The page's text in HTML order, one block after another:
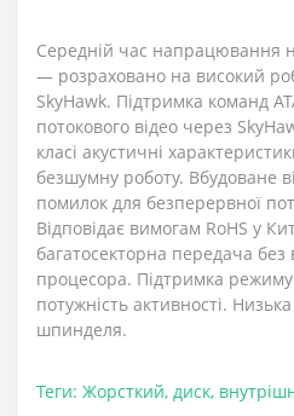
Середній час напрацювання
— розраховано на високий
SkyHawk. Підтримка команд
потокового відео через
класі акустичні
безшумну роботу. Вбудоване
помилок для безперервної
Відповідає вимогам RoHS у
багатосекторна передача
процесора. Підтримка
потужність активності.
шпинделя.
Теги: Жорсткий, диск,